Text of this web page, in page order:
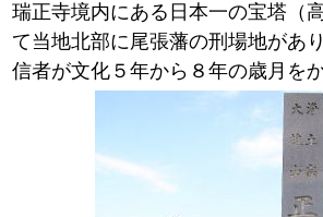
瑞正寺境内にある日本一の宝塔
て当地北部に尾張藩の刑場地があ
信者が文化５年から８年の歳月を